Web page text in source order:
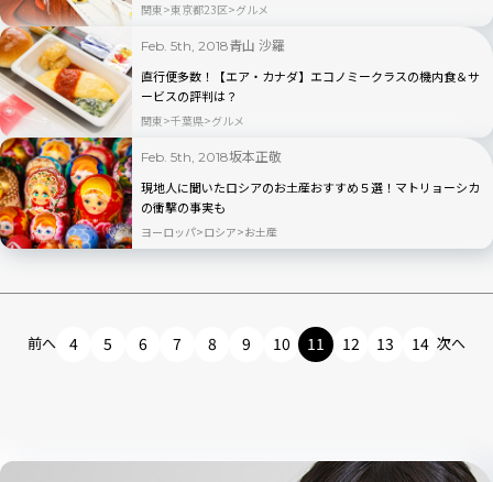
関東 東京都23区 グルメ
Feb. 5th, 2018青山 沙羅
直行便多数！【エア・カナダ】エコノミークラスの機内食＆サ
ービスの評判は？
関東 千葉県 グルメ
Feb. 5th, 2018坂本正敬
現地人に聞いたロシアのお土産おすすめ５選！マトリョーシカ
の衝撃の事実も
ヨーロッパ ロシア お土産
前へ 4 5 6 7 8 9 10 11 12 13 14 次へ